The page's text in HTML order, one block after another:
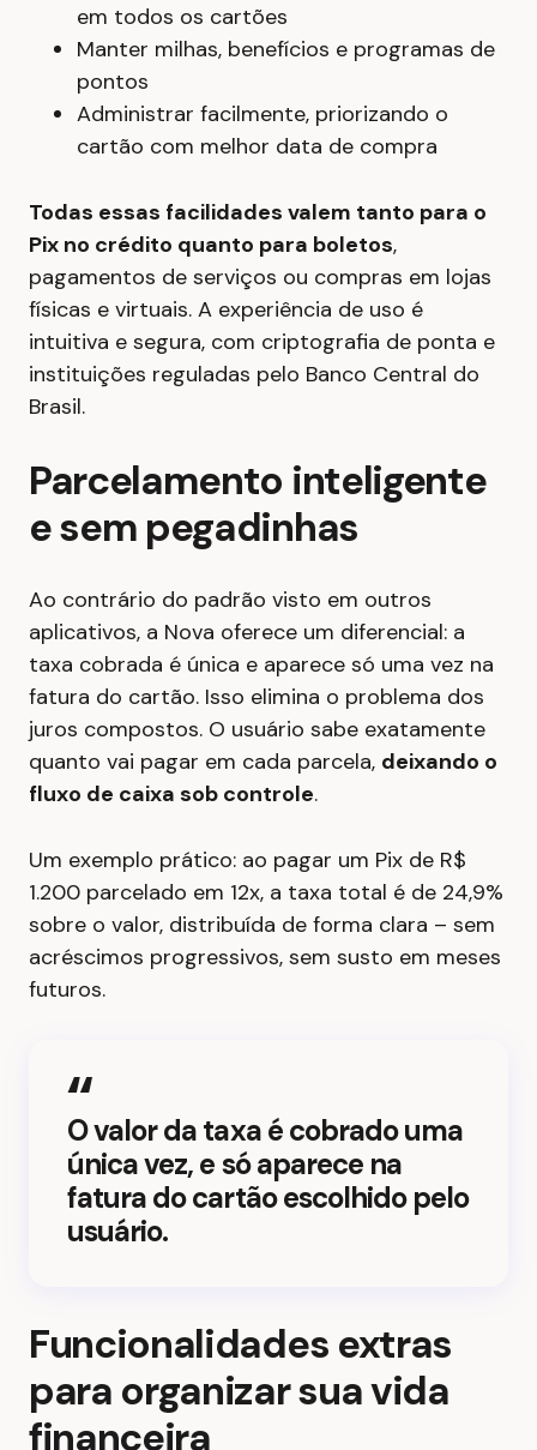
em todos os cartões
Manter milhas, benefícios e programas de
pontos
Administrar facilmente, priorizando o
cartão com melhor data de compra
Todas essas facilidades valem tanto para o
Pix no crédito quanto para boletos,
pagamentos de serviços ou compras em lojas
físicas e virtuais. A experiência de uso é
intuitiva e segura, com criptografia de ponta e
instituições reguladas pelo Banco Central do
Brasil.
Parcelamento inteligente
e sem pegadinhas
Ao contrário do padrão visto em outros
aplicativos, a Nova oferece um diferencial: a
taxa cobrada é única e aparece só uma vez na
fatura do cartão. Isso elimina o problema dos
juros compostos. O usuário sabe exatamente
quanto vai pagar em cada parcela, deixando o
fluxo de caixa sob controle.
Um exemplo prático: ao pagar um Pix de R$
1.200 parcelado em 12x, a taxa total é de 24,9%
sobre o valor, distribuída de forma clara – sem
acréscimos progressivos, sem susto em meses
futuros.
O valor da taxa é cobrado uma
única vez, e só aparece na
fatura do cartão escolhido pelo
usuário.
Funcionalidades extras
para organizar sua vida
financeira